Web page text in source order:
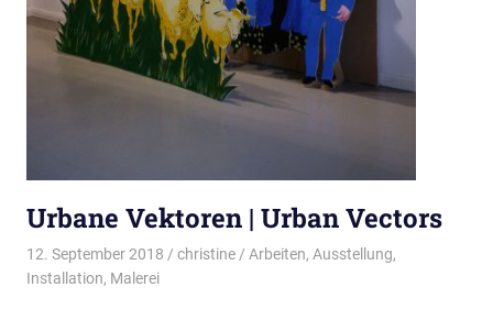
Urbane Vektoren | Urban Vectors
12. September 2018 christine Arbeiten, Ausstellung,
Installation, Malerei